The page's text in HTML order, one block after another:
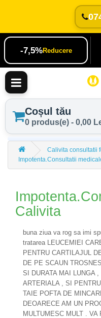
-7,5%Reducere
Coșul tău
0 produs(e) - 0,00
Calivita consultatii
Impotenta.Consultatii
Calivita
buna ziua va rog sa imi
tratarea LEUCEMIEI
PENTRU CARTILAJUL
DE PE SCAUN
SI DURATA MAI LUNGA
ARTERIALA , SI
TAIE POFTA DE
DEOARECE AM UN
MULTUMESC MULT .